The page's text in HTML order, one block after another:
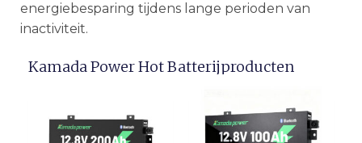
energiebesparing tijdens lange perioden van
inactiviteit.
Kamada Power Hot Batterijproducten